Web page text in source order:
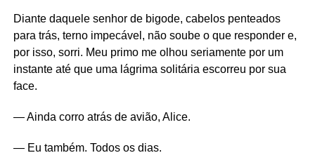
Diante daquele senhor de bigode, cabelos penteados
para trás, terno impecável, não soube o que responder e,
por isso, sorri. Meu primo me olhou seriamente por um
instante até que uma lágrima solitária escorreu por sua
face.
— Ainda corro atrás de avião, Alice.
— Eu também. Todos os dias.